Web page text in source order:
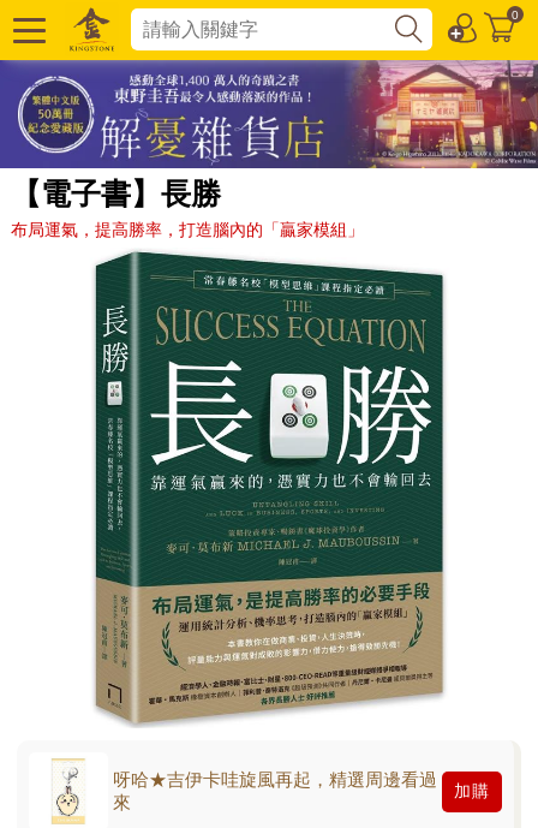
0
【電子書】長勝
布局運氣，提高勝率，打造腦內的「贏家模組」
呀哈★吉伊卡哇旋風再起，精選周邊看過
來
加購